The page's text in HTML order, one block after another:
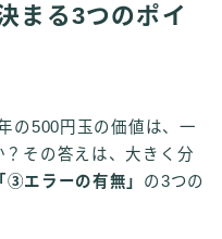
まる3つのポイ
の500円玉の価値は、一
その答えは、大きく分
エラーの有無」 の3つの